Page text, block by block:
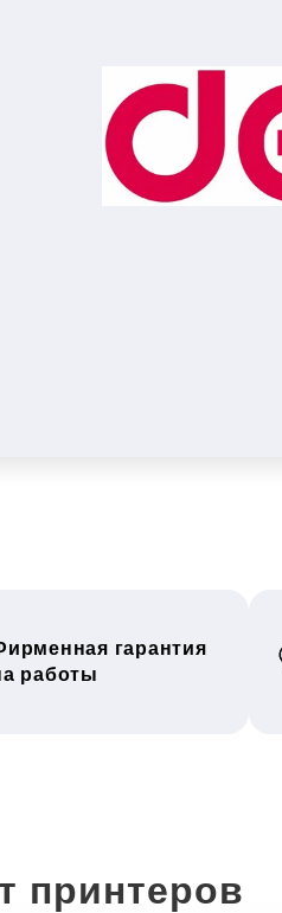
гарантия
работы
принтеров